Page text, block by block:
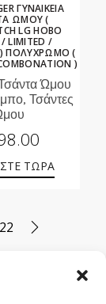
ΓΥΝΑΙΚΕΙΑ
ΩΜΟΥ (
LG HOBO
/ LIMITED /
) ΠΟΛΥΧΡΩΜΟ (
)
Ώμου
Τσάντες
ΤΩΡΑ
22